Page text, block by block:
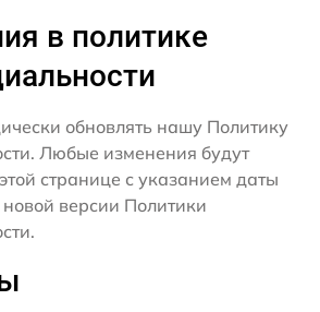
в политике
обновлять нашу Политику
Любые изменения будут
странице с указанием даты
новой версии Политики